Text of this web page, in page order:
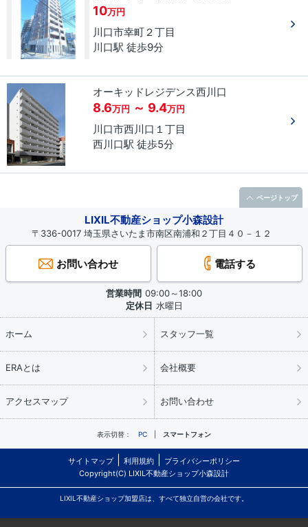
10万円
川口市幸町２丁目
川口駅 徒歩9分
オーキッドレジデンス西川口
8.6万円 ～ 9.4万円
川口市西川口 １丁目
西川口駅 徒歩5分
LIXIL不動産ショップ小森設計
〒336-0017 埼玉県さいたま市南区南浦和２丁目４０－１２
お問い合わせ 電話する
営業時間 09:00～18:00
定休日 水曜日
ホーム スタッフ一覧
ERAとは 会社概要
アクセスマップ お問い合わせ
表示切替： PC スマートフォン
サイトマップ 利用規約
プライバシーポリシー
Copyright(C) LIXIL不動産ショップ小森設計
LIXIL不動産ショップ加盟店は、すべて独立自営の会社です。
ページトップ